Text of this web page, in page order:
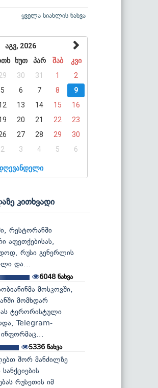
ყველა სიახლის ნახვა
აგვ, 2026
ხუთ პარ შაბ
კვი
30 31 1
2
5 6 7 8
9
13 14 15
16
20 21 22
23
27 28 29
30
2 3 4 5 6
კითხვადი
რესტორანში
აფეთქებისას,
რუსი გენერლის
და...
6048 ნახვა
მოსკოვში,
მომხდარ
ტერორისტული
Telegram-
ინფორმაც...
5336ნახვა
შორ მანძილზე
რუსეთის იმ